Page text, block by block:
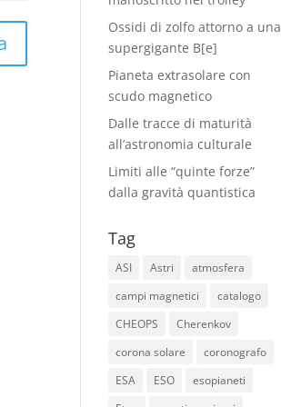
Ossidi di zolfo attorno a una
supergigante B[e]
Pianeta extrasolare con
scudo magnetico
Dalle tracce di maturità
all’astronomia culturale
Limiti alle “quinte forze”
dalla gravità quantistica
Tag
ASI Astri
atmosfera
campi magnetici
catalogo
CHEOPS
Cherenkov
corona solare
coronografo
ESA
ESO
esopianeti